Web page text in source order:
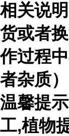
相关说
货或者
作过程
者杂质）
温馨提
工,植物